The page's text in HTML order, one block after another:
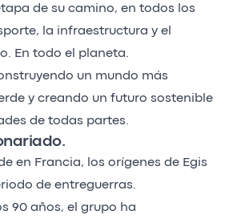
de su camino, en todos los
la infraestructura y el
En todo el planeta.
un mundo más
y creando un futuro sostenible
de todas partes.
en Francia, los orígenes de Egis
de entreguerras.
90 años, el grupo ha